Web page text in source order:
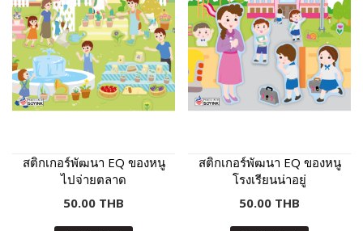
สติกเกอร์พัฒนา EQ ของหนู
ไปจ่ายตลาด
50.00 THB
สติกเกอร์พัฒนา EQ ของหนู
โรงเรียนน่าอยู่
50.00 THB